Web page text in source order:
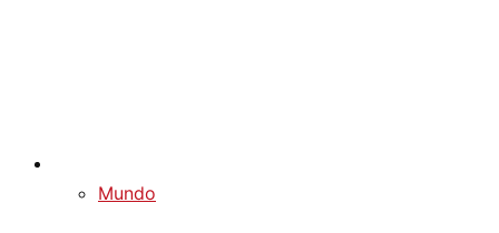
Mundo